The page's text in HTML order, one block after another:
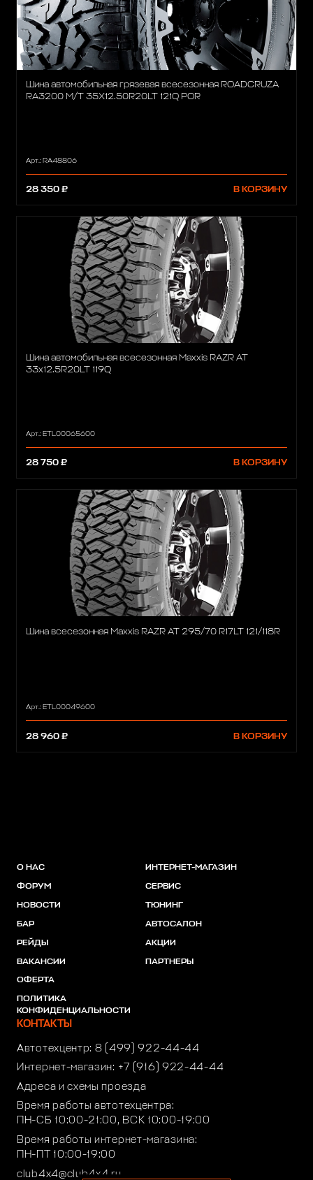
Шина автомобильная грязевая всесезонная ROADCRUZA
RA3200 M/T 35X12.50R20LT 121Q POR
Арт.: RA48806
28 350 ₽ В КОРЗИНУ
Шина автомобильная всесезонная Maxxis RAZR AT
33x12.5R20LT 119Q
Арт.: ETL00065600
28 750 ₽ В КОРЗИНУ
Шина всесезонная Maxxis RAZR AT 295/70 R17LT 121/118R
Арт.: ETL00049600
28 960 ₽ В КОРЗИНУ
О НАС
ФОРУМ
НОВОСТИ
БАР
РЕЙДЫ
ВАКАНСИИ
ОФЕРТА
ПОЛИТИКА
КОНФИДЕНЦИАЛЬНОСТИ
ИНТЕРНЕТ-МАГАЗИН
СЕРВИС
ТЮНИНГ
АВТОСАЛОН
АКЦИИ
ПАРТНЕРЫ
КОНТАКТЫ
Автотехцентр: 8 (499) 922-44-44
Интернет-магазин: +7 (916) 922-44-44
Адреса и схемы проезда
Время работы автотехцентра:
ПН-СБ 10:00-21:00, ВСК 10:00-19:00
Время работы интернет-магазина:
ПН-ПТ 10:00-19:00
club4x4@club4x4.ru